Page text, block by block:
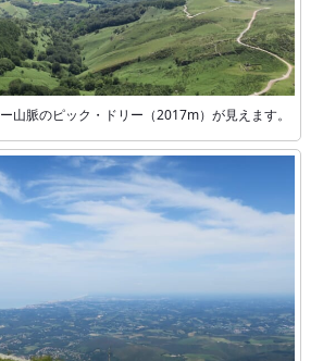
山脈のピック・ドリー（2017m）が見えます。